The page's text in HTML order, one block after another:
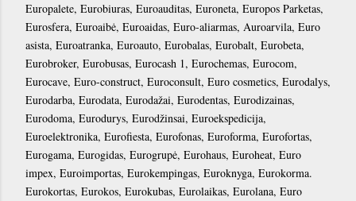
Europalete, Eurobiuras, Euroauditas, Euroneta, Europos Parketas,
Eurosfera, Euroaibė, Euroaidas, Euro-aliarmas, Auroarvila, Euro
asista, Euroatranka, Euroauto, Eurobalas, Eurobalt, Eurobeta,
Eurobroker, Eurobusas, Eurocash 1, Eurochemas, Eurocom,
Eurocave, Euro-construct, Euroconsult, Euro cosmetics, Eurodalys,
Eurodarba, Eurodata, Eurodažai, Eurodentas, Eurodizainas,
Eurodoma, Eurodurys, Eurodžinsai, Euroekspedicija,
Euroelektronika, Eurofiesta, Eurofonas, Euroforma, Eurofortas,
Eurogama, Eurogidas, Eurogrupė, Eurohaus, Euroheat, Euro
impex, Euroimportas, Eurokempingas, Euroknyga, Eurokorma.
Eurokortas, Eurokos, Eurokubas, Eurolaikas, Eurolana, Euro